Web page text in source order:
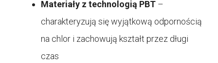
Materiały z technologią PBT –
charakteryzują się wyjątkową odpornością
na chlor i zachowują kształt przez długi
czas